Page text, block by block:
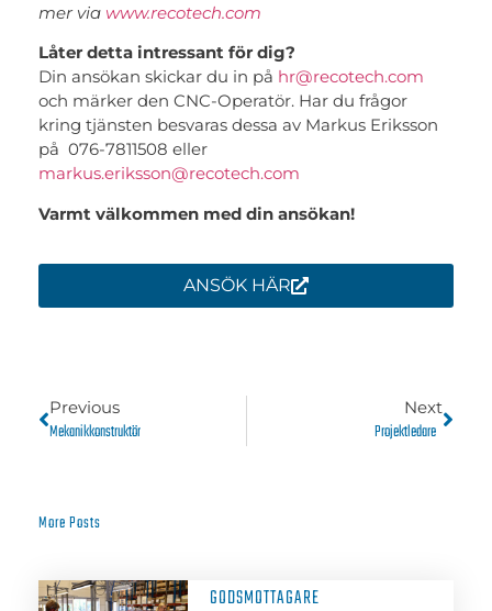
mer via www.recotech.com
Låter detta intressant för dig?
Din ansökan skickar du in på hr@recotech.com
och märker den CNC-Operatör. Har du frågor
kring tjänsten besvaras dessa av Markus Eriksson
på 076-7811508 eller
markus.eriksson@recotech.com
Varmt välkommen med din ansökan!
ANSÖK HÄR
Previous
Mekanikkonstruktör
Next
Projektledare
More Posts
GODSMOTTAGARE